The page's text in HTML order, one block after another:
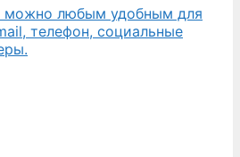
можно любым удобным для
телефон, социальные